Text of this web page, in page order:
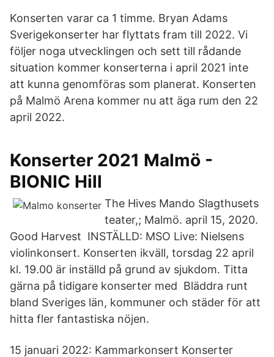
Konserten varar ca 1 timme. Bryan Adams
Sverigekonserter har flyttats fram till 2022. Vi
följer noga utvecklingen och sett till rådande
situation kommer konserterna i april 2021 inte
att kunna genomföras som planerat. Konserten
på Malmö Arena kommer nu att äga rum den 22
april 2022.
Konserter 2021 Malmö -
BIONIC Hill
The Hives Mando Slagthusets
teater,; Malmö. april 15, 2020.
Good Harvest INSTÄLLD: MSO Live: Nielsens
violinkonsert. Konserten ikväll, torsdag 22 april
kl. 19.00 är inställd på grund av sjukdom. Titta
gärna på tidigare konserter med Bläddra runt
bland Sveriges län, kommuner och städer för att
hitta fler fantastiska nöjen.
15 januari 2022: Kammarkonsert Konserter